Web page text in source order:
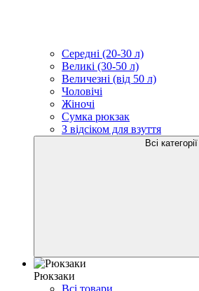
Середні (20-30 л)
Великі (30-50 л)
Величезні (від 50 л)
Чоловічі
Жіночі
Сумка рюкзак
З відсіком для взуття
Всі категорії
Рюкзаки
Всі товари